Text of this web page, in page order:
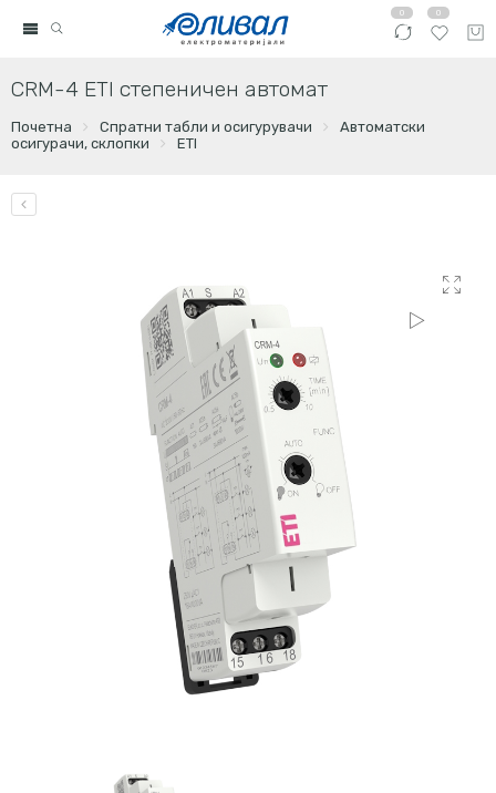
0 0
CRM-4 ETI степеничен автомат
Почетна Спратни табли и осигурувачи
Автоматски
осигурачи, склопки
ETI